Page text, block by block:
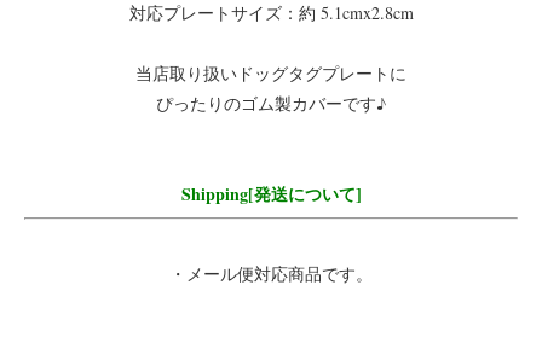
対応プレートサイズ：約 5.1cmx2.8cm
当店取り扱いドッグタグプレートに
ぴったりのゴム製カバーです♪
Shipping[発送について]
・メール便対応商品です。